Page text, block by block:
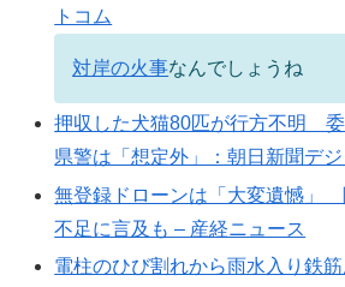
トコム
対岸の火事なんでしょうね
押収した犬猫80匹が行方不明
県警は「想定外」：朝日新聞デ
無登録ドローンは「大変遺憾」
不足に言及も – 産経ニュース
電柱のひび割れから雨水入り鉄